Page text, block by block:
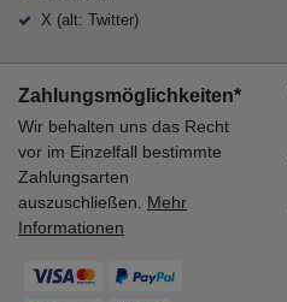
X (alt: Twitter)
Zahlungsmöglichkeiten*
Wir behalten uns das Recht
vor im Einzelfall bestimmte
Zahlungsarten
auszuschließen. Mehr
Informationen